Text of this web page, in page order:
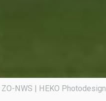
NWS | HEKO Photodesign